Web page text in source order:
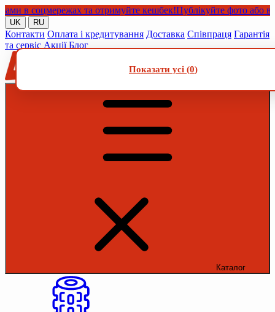
соцмережах та отримуйте кешбек!Публікуйте фото або відео
UK RU
Контакти Оплата і кредитування Доставка Співпраця Гарантія
та сервіс Акції Блог
Каталог
Показати усі (0)